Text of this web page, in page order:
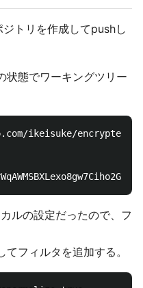
トリを作成してpushし
状態でワーキングツリー
ikeisuke/encrypted-
ルの設定だったので、フ
フィルタを追加する。